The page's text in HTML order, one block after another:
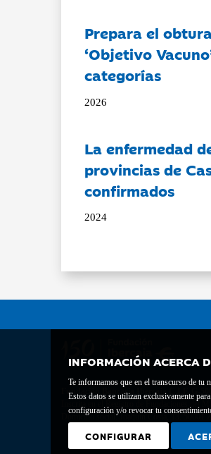
INFORMACIÓN ACERCA
Te informamos que en el transcurso de tu
Estos datos se utilizan exclusivamente
configuración y/o revocar tu
CONFIGURAR
Prepara el
‘Objetivo
categorías
2026
La enfermedad
provincias de
confirmados
2024
Fundación Bancaria Ibercaja C.I.F. G-
Inscrita en el Registro de Fundaciones del
Domicilio social: Joaquín Costa, 13. 50001